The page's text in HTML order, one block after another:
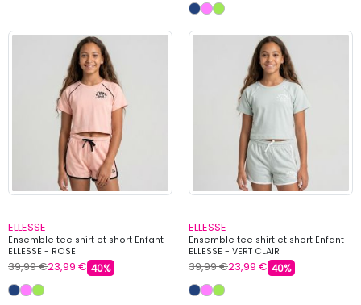
ELLESSE
Ensemble tee shirt et short Enfant
ELLESSE - ROSE
39,99 €23,99 € 40%
ELLESSE
Ensemble tee shirt et short Enfant
ELLESSE - VERT CLAIR
39,99 €23,99 € 40%